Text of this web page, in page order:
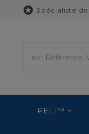
 Spécialiste
PELI™